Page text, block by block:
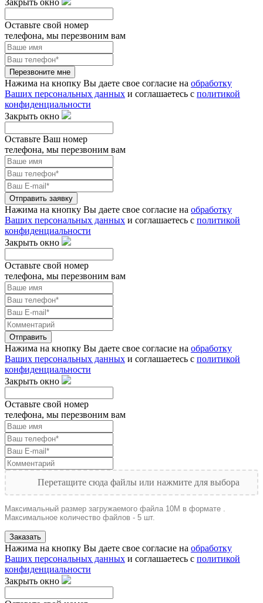
Оставьте свой номер
телефона, мы перезвоним вам
Перезвоните мне
Нажима на кнопку Вы даете свое согласие на обработку
Ваших персональных данных и соглашаетесь с политикой
конфиденциальности
Закрыть окно
Оставьте Ваш номер
телефона, мы перезвоним вам
Отправить заявку
Нажима на кнопку Вы даете свое согласие на обработку
Ваших персональных данных и соглашаетесь с политикой
конфиденциальности
Закрыть окно
Оставьте свой номер
телефона, мы перезвоним вам
Отправить
Нажима на кнопку Вы даете свое согласие на обработку
Ваших персональных данных и соглашаетесь с политикой
конфиденциальности
Закрыть окно
Оставьте свой номер
телефона, мы перезвоним вам
Перетащите сюда файлы или нажмите для выбора
Максимальный размер загружаемого файла 10M в формате .
Максимальное количество файлов - 5 шт.
Заказать
Нажима на кнопку Вы даете свое согласие на обработку
Ваших персональных данных и соглашаетесь с политикой
конфиденциальности
Закрыть окно